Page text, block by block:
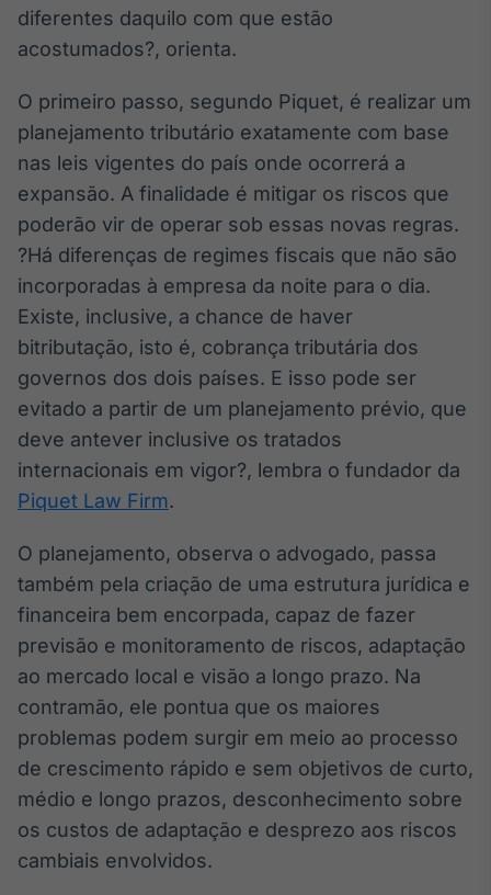
noticiosos
Broadcast
Radar
Monitoramento
inteligente de
notícias e
Broadcast
Fundos
A melhor
plataforma para
analisar fundos
de investimento
no Brasil
IA
BroadFast
Em breve
Gestão de
Investimentos
diferentes daquilo com que estão
acostumados?, orienta.
O primeiro passo, segundo Piquet, é realizar um
planejamento tributário exatamente com base
nas leis vigentes do país onde ocorrerá a
expansão. A finalidade é mitigar os riscos que
poderão vir de operar sob essas novas regras.
?Há diferenças de regimes fiscais que não são
incorporadas à empresa da noite para o dia.
Existe, inclusive, a chance de haver
bitributação, isto é, cobrança tributária dos
governos dos dois países. E isso pode ser
evitado a partir de um planejamento prévio, que
deve antever inclusive os tratados
internacionais em vigor?, lembra o fundador da
Piquet Law Firm.
O planejamento, observa o advogado, passa
também pela criação de uma estrutura jurídica e
financeira bem encorpada, capaz de fazer
previsão e monitoramento de riscos, adaptação
ao mercado local e visão a longo prazo. Na
contramão, ele pontua que os maiores
problemas podem surgir em meio ao processo
de crescimento rápido e sem objetivos de curto,
médio e longo prazos, desconhecimento sobre
os custos de adaptação e desprezo aos riscos
cambiais envolvidos.